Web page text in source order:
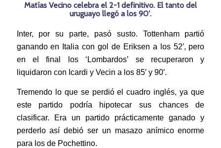
Matías Vecino celebra el 2-1 definitivo. El tanto del
uruguayo llegó a los 90′.
Inter, por su parte, pasó susto. Tottenham partió
ganando en Italia con gol de Eriksen a los 52′, pero
en el final los ‘Lombardos’ se recuperaron y
liquidaron con Icardi y Vecin a los 85′ y 90′.
Tremendo lo que se perdió el cuadro inglés, ya que
este partido podría hipotecar sus chances de
clasificar. Era un partido prácticamente ganado y
perderlo así debió ser un masazo anímico enorme
para los de Pochettino.